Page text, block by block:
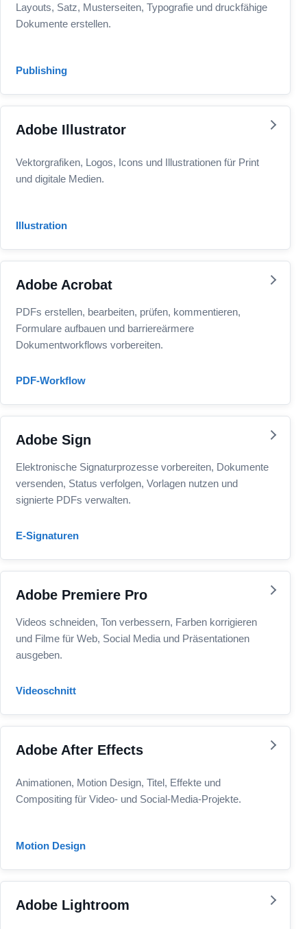
Layouts, Satz, Musterseiten, Typografie und druckfähige
Dokumente erstellen.
Publishing
Adobe Illustrator
Vektorgrafiken, Logos, Icons und Illustrationen für Print
und digitale Medien.
Illustration
Adobe Acrobat
PDFs erstellen, bearbeiten, prüfen, kommentieren,
Formulare aufbauen und barriereärmere
Dokumentworkflows vorbereiten.
PDF-Workflow
Adobe Sign
Elektronische Signaturprozesse vorbereiten, Dokumente
versenden, Status verfolgen, Vorlagen nutzen und
signierte PDFs verwalten.
E-Signaturen
Adobe Premiere Pro
Videos schneiden, Ton verbessern, Farben korrigieren
und Filme für Web, Social Media und Präsentationen
ausgeben.
Videoschnitt
Adobe After Effects
Animationen, Motion Design, Titel, Effekte und
Compositing für Video- und Social-Media-Projekte.
Motion Design
Adobe Lightroom